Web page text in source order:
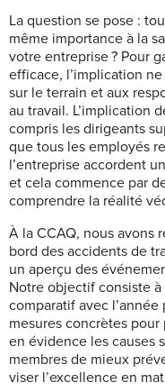
La question se pose :
même importance à la
votre entreprise ? Pour
efficace, l’implication
sur le terrain et aux
au travail. L’implication
compris les dirigeants
que tous les employés
l’entreprise accordent
et cela commence par
comprendre la réalité
À la CCAQ, nous avons
bord des accidents de
un aperçu des
Notre objectif consiste
comparatif avec
mesures concrètes
en évidence les causes
membres de mieux
viser l’excellence en